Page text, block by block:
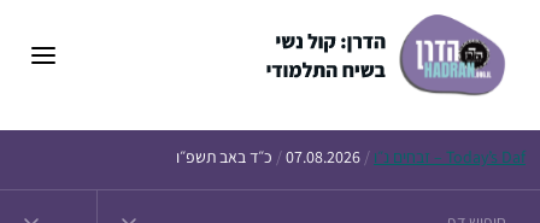
Today’s Daf – זבחים נ״ו /
07.08.2026
/ כ״ד באב תשפ״ו